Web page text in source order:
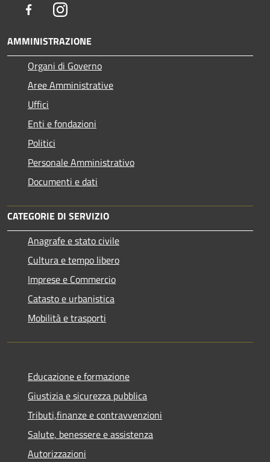
FacebookInstagram
AMMINISTRAZIONE
Organi di Governo
Aree Amministrative
Uffici
Enti e fondazioni
Politici
Personale Amministrativo
Documenti e dati
CATEGORIE DI SERVIZIO
Anagrafe e stato civile
Cultura e tempo libero
Imprese e Commercio
Catasto e urbanistica
Mobilità e trasporti
Educazione e formazione
Giustizia e sicurezza pubblica
Tributi,finanze e contravvenzioni
Salute, benessere e assistenza
Autorizzazioni